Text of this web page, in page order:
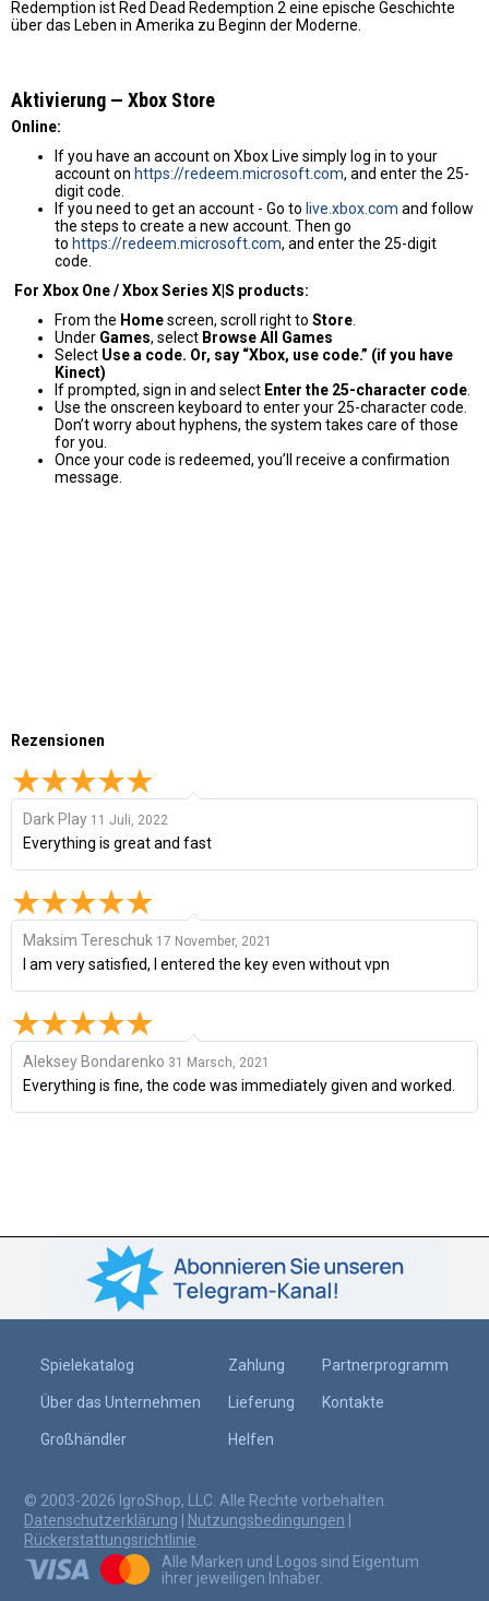
Redemption ist Red Dead Redemption 2 eine epische Geschichte
über das Leben in Amerika zu Beginn der Moderne.
Aktivierung — Хbox Store
Online:
If you have an account on Xbox Live simply log in to your
account on https://redeem.microsoft.com, and enter the 25-
digit code.
If you need to get an account - Go to live.xbox.com and follow
the steps to create a new account. Then go
to https://redeem.microsoft.com, and enter the 25-digit
code.
For Xbox One / Xbox Series X|S products:
From the Homescreen, scroll right to Store.
Under Games, select Browse All Games
Select Use a code. Or, say “Xbox, use code.” (if you have
Kinect)
If prompted, sign in and select Enter the 25-character code.
Use the onscreen keyboard to enter your 25-character code.
Don’t worry about hyphens, the system takes care of those
for you.
Once your code is redeemed, you’ll receive a confirmation
message.
Rezensionen
Dark Play 11 Juli, 2022
Everything is great and fast
Maksim Tereschuk 17 November, 2021
I am very satisfied, I entered the key even without vpn
Aleksey Bondarenko 31 Marsch, 2021
Everything is fine, the code was immediately given and worked.
Spielekatalog
Über das Unternehmen
Großhändler
Zahlung
Lieferung
Helfen
Partnerprogramm
Kontakte
© 2003-2026 IgroShop, LLC. Alle Rechte vorbehalten.
Datenschutzerklärung
Nutzungsbedingungen
Rückerstattungsrichtlinie
Alle Marken und Logos sind Eigentum
ihrer jeweiligen Inhaber.